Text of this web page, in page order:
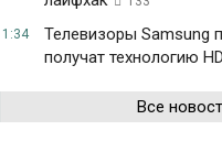
Телевизоры Samsung
получат технологию
Все